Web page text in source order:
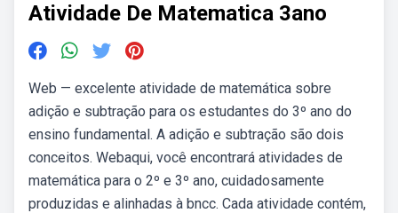
Atividade De Matematica 3ano
Web — excelente atividade de matemática sobre
adição e subtração para os estudantes do 3º ano do
ensino fundamental. A adição e subtração são dois
conceitos. Webaqui, você encontrará atividades de
matemática para o 2º e 3º ano, cuidadosamente
produzidas e alinhadas à bncc. Cada atividade contém,